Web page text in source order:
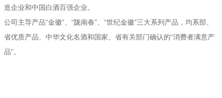
造企业和中国白酒百强企业。
公司主导产品“金徽”、“陇南春”、“世纪金徽”三大系列产品，均系部、
省优质产品、中华文化名酒和国家、省有关部门确认的“消费者满意产
品”。